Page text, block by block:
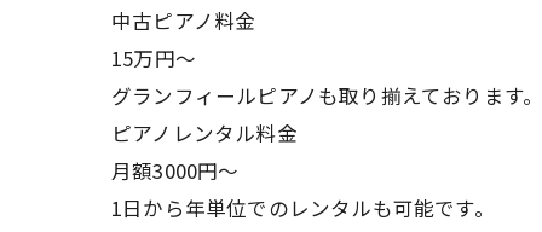
中古ピアノ料金
15万円〜
グランフィールピアノも取り揃えております
ピアノレンタル料金
月額3000円〜
1日から年単位でのレンタルも可能です。